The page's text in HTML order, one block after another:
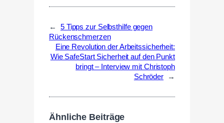
←
5 Tipps zur Selbsthilfe gegen
Rückenschmerzen
Eine Revolution der Arbeitssicherheit:
Wie SafeStart Sicherheit auf den Punkt
bringt – Interview mit Christoph
Schröder
→
Ähnliche Beiträge